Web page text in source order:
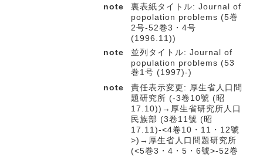
note
裏表紙タイトル: Journal of
popolation problems (5巻
2号-52巻3・4号
(1996.11))
note
並列タイトル: Journal of
population problems (53
巻1号 (1997)-)
note
責任表示変更: 厚生省人口問
題研究所 (-3卷10號 (昭
17.10))→厚生省研究所人口
民族部 (3卷11號 (昭
17.11)-<4卷10・11・12號
>)→厚生省人口問題研究所
(<5巻3・4・5・6號>-52巻